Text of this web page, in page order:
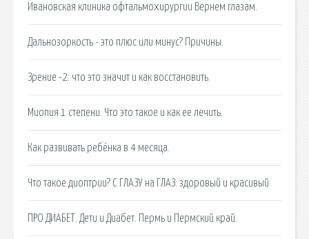
Ивановская клиника офтальмохирургии Вернем глазам.
Дальнозоркость - это плюс или минус? Причины.
Зрение -2: что это значит и как восстановить.
Миопия 1 степени. Что это такое и как ее лечить.
Как развивать ребёнка в 4 месяца.
Что такое диоптрии? С ГЛАЗУ на ГЛАЗ: здоровый и красивый.
ПРО ДИАБЕТ. Дети и Диабет. Пермь и Пермский край.